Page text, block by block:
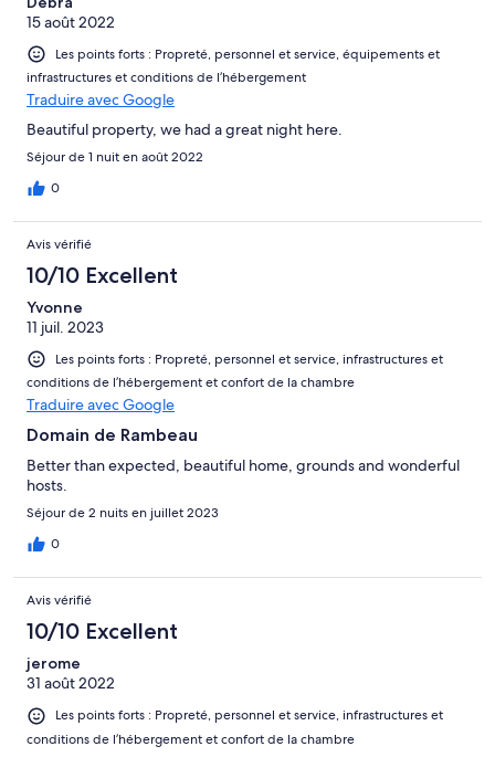
15 août 2022
Les points forts : Propreté, personnel et service, équipements et
infrastructures et conditions de l’hébergement
Traduire avec Google
Beautiful property, we had a great night here.
Séjour de 1 nuit en août 2022
0
Avis vérifié
10/10 Excellent
Yvonne
11 juil. 2023
Les points forts : Propreté, personnel et service, infrastructures et
conditions de l’hébergement et confort de la chambre
Traduire avec Google
Domain de Rambeau
Better than expected, beautiful home, grounds and wonderful
hosts.
Séjour de 2 nuits en juillet 2023
0
Avis vérifié
10/10 Excellent
jerome
31 août 2022
Les points forts : Propreté, personnel et service, infrastructures et
conditions de l’hébergement et confort de la chambre